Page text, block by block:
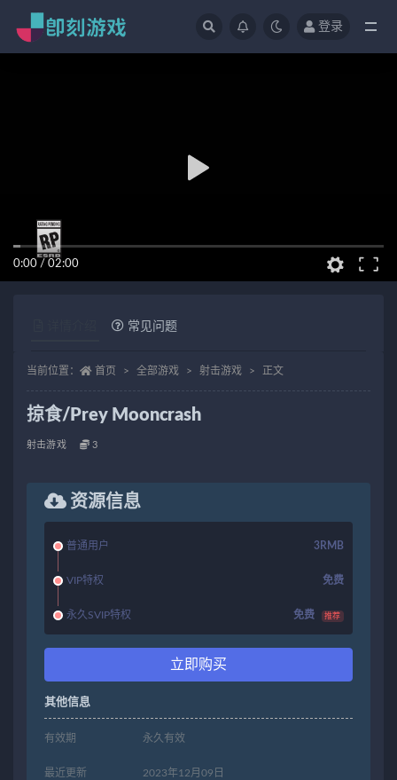
登录
0:00 / 02:00
常见问题
当前位置： 首页 全部游戏 射击游戏 正文
掠食/Prey Mooncrash
射击游戏 3
资源信息
普通用户 3RMB
VIP特权 免费
永久SVIP特权 免费 推荐
立即购买
其他信息
有效期 永久有效
最近更新 2023年12月09日